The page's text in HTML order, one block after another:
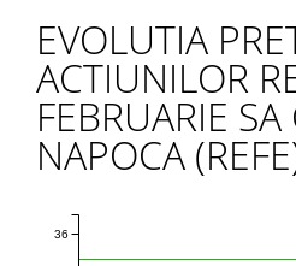
EVOLUTIA
ACTIUNILOR
FEBRUARIE SA
NAPOCA
36